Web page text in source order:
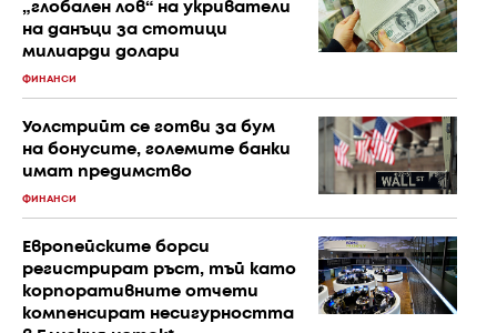
„глобален лов“ на укриватели
на данъци за стотици
милиарди долари
ФИНАНСИ
Уолстрийт се готви за бум
на бонусите, големите банки
имат предимство
ФИНАНСИ
Европейските борси
регистрират ръст, тъй като
корпоративните отчети
компенсират несигурността